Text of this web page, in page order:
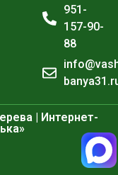
951-
157-90-
88
| Интернет-